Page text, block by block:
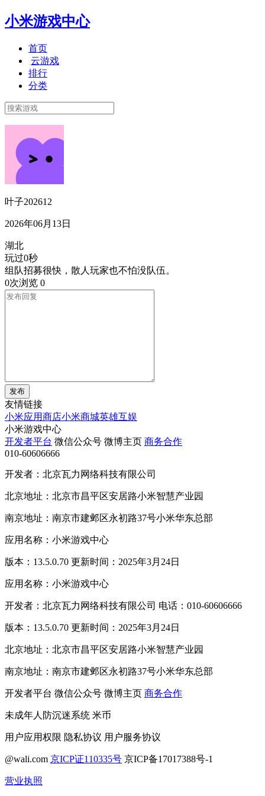
小米游戏中心
首页
云游戏
排行
分类
叶子202612
2026年06月13日
湖北
玩过0秒
组队招募很快，散人玩家也不怕没队伍。
0次浏览 0
发布
友情链接
小米应用商店小米商城英雄互娱
小米游戏中心
开发者平台 微信公众号 微博主页 商务合作
010-60606666
开发者：北京瓦力网络科技有限公司
北京地址：北京市昌平区安居路小米智慧产业园
南京地址：南京市建邺区永初路37号小米华东总部
应用名称：小米游戏中心
版本：13.5.0.70 更新时间：2025年3月24日
应用名称：小米游戏中心
开发者：北京瓦力网络科技有限公司 电话：010-60606666
版本：13.5.0.70 更新时间：2025年3月24日
北京地址：北京市昌平区安居路小米智慧产业园
南京地址：南京市建邺区永初路37号小米华东总部
开发者平台 微信公众号 微博主页 商务合作
未成年人防沉迷系统 米币
用户应用权限 隐私协议 用户服务协议
@wali.com 京ICP证110335号 京ICP备17017388号-1
营业执照